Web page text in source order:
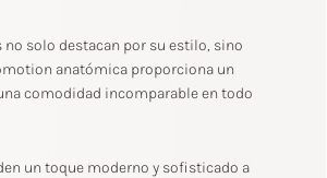
solo destacan por su estilo, sino
anatómica proporciona un
comodidad incomparable en todo
un toque moderno y sofisticado a